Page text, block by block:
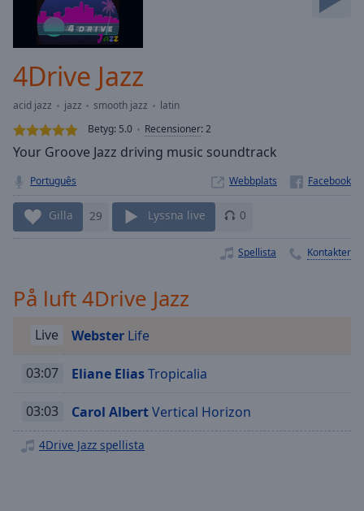
Forward
Mute
Current
Time0:00
Duration
-:-
Loaded:
0.00%
TypeLIVE
Seek to
live,
currently
Time-
Rate
Chapters
Chapters
4Drive Jazz
acid jazz jazz smooth jazz
latin
Betyg: 5.0 Recensioner:2
Your Groove Jazz driving music soundtrack
Português Webbplats
Gilla 29 Lyssna live 0
Spellista Kontakter
På luft 4Drive Jazz
Live Webster Life
03:07 Eliane EliasTropicalia
03:03 Carol AlbertVertical Horizon
4Drive Jazz spellista